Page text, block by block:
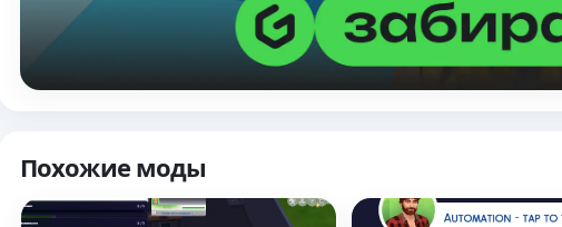
Похожие моды